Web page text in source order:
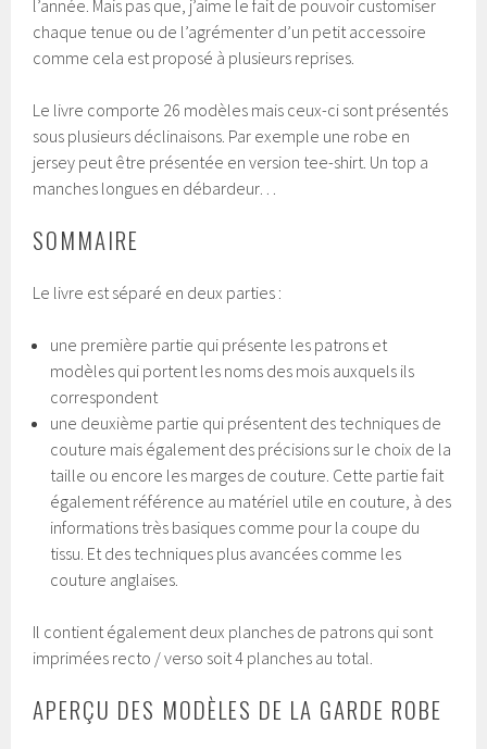
l’année. Mais pas que, j’aime le fait de pouvoir customiser
chaque tenue ou de l’agrémenter d’un petit accessoire
comme cela est proposé à plusieurs reprises.
Le livre comporte 26 modèles mais ceux-ci sont présentés
sous plusieurs déclinaisons. Par exemple une robe en
jersey peut être présentée en version tee-shirt. Un top a
manches longues en débardeur…
SOMMAIRE
Le livre est séparé en deux parties :
une première partie qui présente les patrons et
modèles qui portent les noms des mois auxquels ils
correspondent
une deuxième partie qui présentent des techniques de
couture mais également des précisions sur le choix de la
taille ou encore les marges de couture. Cette partie fait
également référence au matériel utile en couture, à des
informations très basiques comme pour la coupe du
tissu. Et des techniques plus avancées comme les
couture anglaises.
Il contient également deux planches de patrons qui sont
imprimées recto / verso soit 4 planches au total.
APERÇU DES MODÈLES DE LA GARDE ROBE